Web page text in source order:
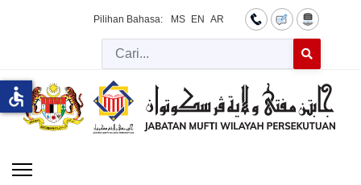
Pilihan Bahasa: MS EN AR
Cari
accessible